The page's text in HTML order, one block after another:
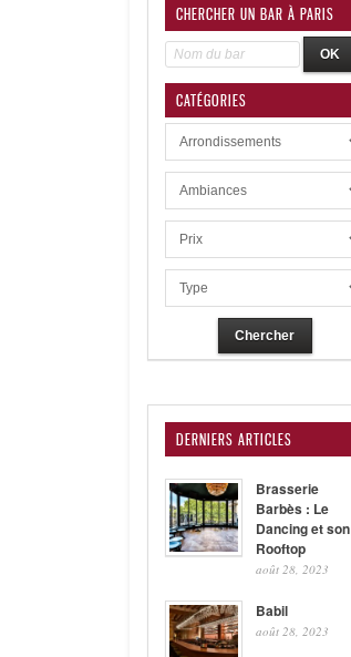
CHERCHER UN BAR À PARIS
CATÉGORIES
DERNIERS ARTICLES
Brasserie
Barbès : Le
Dancing et son
Rooftop
août 28, 2023
Babil
août 28, 2023